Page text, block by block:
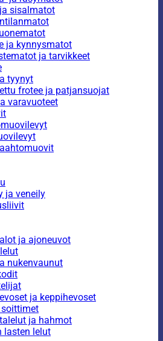
sisalmatot
ja kynnysmatot
ja tarvikkeet
tyynyt
frotee ja patjansuojat
varavuoteet
ja veneily
ja ajoneuvot
nukenvaunut
ja keppihevoset
ja hahmot
lasten lelut